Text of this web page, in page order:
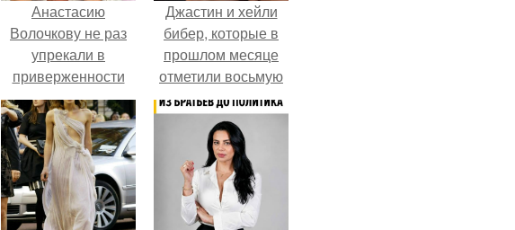
Анастасию
Волочкову не раз
упрекали в
приверженности
устаревшим бьюти -
процедурам.
Джастин и хейли
бибер, которые в
прошлом месяце
отметили восьмую
годовщину
помолвки, показали
новые фото с
совместного
отдыха.